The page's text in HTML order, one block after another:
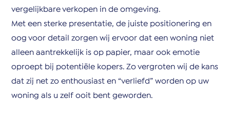
vergelijkbare verkopen in de omgeving.
Met een sterke presentatie, de juiste positionering en
oog voor detail zorgen wij ervoor dat een woning niet
alleen aantrekkelijk is op papier, maar ook emotie
oproept bij potentiële kopers. Zo vergroten wij de kans
dat zij net zo enthousiast en “verliefd” worden op uw
woning als u zelf ooit bent geworden.